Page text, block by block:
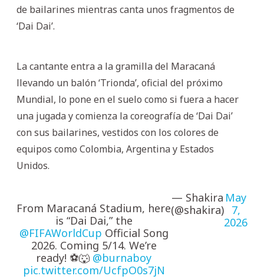
de bailarines mientras canta unos fragmentos de
‘Dai Dai’.
La cantante entra a la gramilla del Maracaná
llevando un balón ‘Trionda’, oficial del próximo
Mundial, lo pone en el suelo como si fuera a hacer
una jugada y comienza la coreografía de ‘Dai Dai’
con sus bailarines, vestidos con los colores de
equipos como Colombia, Argentina y Estados
Unidos.
From Maracaná Stadium, here
is “Dai Dai,” the
@FIFAWorldCup Official Song
2026. Coming 5/14. We’re
ready! ⚽️🐺 @burnaboy
pic.twitter.com/UcfpO0s7jN
— Shakira
(@shakira)
May
7,
2026